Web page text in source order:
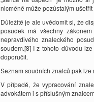
nicméně může pozůstalým
Důležité je ale uvědomit si, že
posudek má všechny
nepravdivého znaleckého
soudem.[8] I z tohoto důvodu
doporučit.
Seznam soudních znalců pak lze
V případě, že vypracování
advokátem i s příslušným